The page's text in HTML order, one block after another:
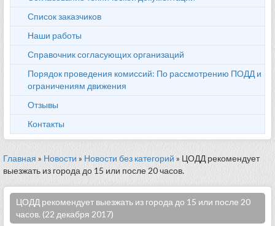
Список заказчиков
Наши работы
Справочник согласующих организаций
Порядок проведения комиссий: По рассмотрению ПОДД и
ограничениям движения
Отзывы
Контакты
Главная » Новости » Новости без категорий » ЦОДД рекомендует
выезжать из города до 15 или после 20 часов.
ЦОДД рекомендует выезжать из города до 15 или после 20
часов. (22 декабря 2017)